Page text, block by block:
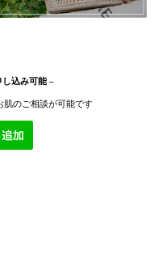
込み可能 –
肌のご相談が可能です